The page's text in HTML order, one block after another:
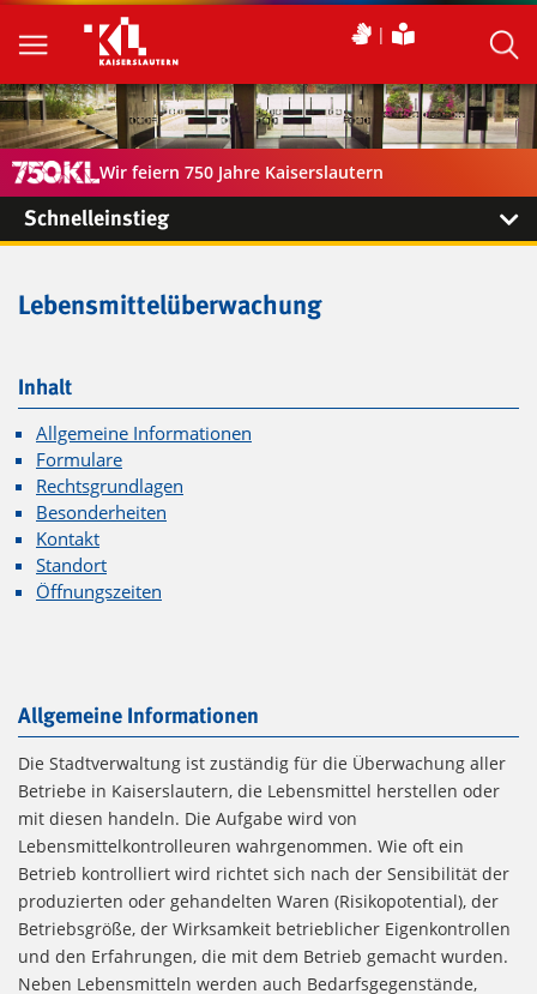
Wir feiern 750 Jahre Kaiserslautern
Schnelleinstieg
Lebensmittelüberwachung
Inhalt
Allgemeine Informationen
Formulare
Rechtsgrundlagen
Besonderheiten
Kontakt
Standort
Öffnungszeiten
Allgemeine Informationen
Die Stadtverwaltung ist zuständig für die Überwachung aller
Betriebe in Kaiserslautern, die Lebensmittel herstellen oder
mit diesen handeln. Die Aufgabe wird von
Lebensmittelkontrolleuren wahrgenommen. Wie oft ein
Betrieb kontrolliert wird richtet sich nach der Sensibilität der
produzierten oder gehandelten Waren (Risikopotential), der
Betriebsgröße, der Wirksamkeit betrieblicher Eigenkontrollen
und den Erfahrungen, die mit dem Betrieb gemacht wurden.
Neben Lebensmitteln werden auch Bedarfsgegenstände,